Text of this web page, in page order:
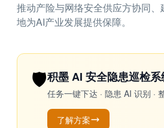
推动产险与网络安全供应方协同
地为AI产业发展提供保障。
🛡️积墨 AI 安全隐患巡检系
任务一键下达 · 隐患 AI 识别 ·
了解方案